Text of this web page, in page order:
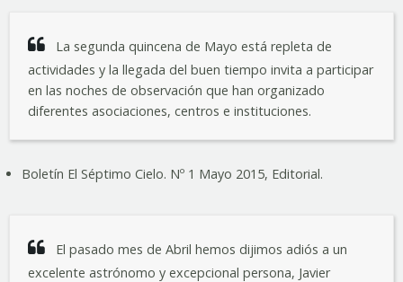
La segunda quincena de Mayo está repleta de
actividades y la llegada del buen tiempo invita a participar
en las noches de observación que han organizado
diferentes asociaciones, centros e instituciones.
Boletín El Séptimo Cielo. Nº 1 Mayo 2015, Editorial.
El pasado mes de Abril hemos dijimos adiós a un
excelente astrónomo y excepcional persona, Javier